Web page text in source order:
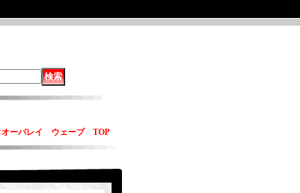
オーバレイ ウェーブ TOP